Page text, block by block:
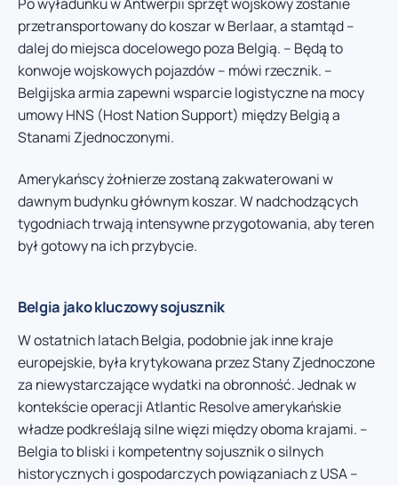
przetransportowany do koszar w Berlaar, a stamtąd –
dalej do miejsca docelowego poza Belgią. – Będą to
konwoje wojskowych pojazdów – mówi rzecznik. –
Belgijska armia zapewni wsparcie logistyczne na mocy
umowy HNS (Host Nation Support) między Belgią a
Stanami Zjednoczonymi.
Amerykańscy żołnierze zostaną zakwaterowani w
dawnym budynku głównym koszar. W nadchodzących
tygodniach trwają intensywne przygotowania, aby teren
był gotowy na ich przybycie.
Belgia jako kluczowy sojusznik
W ostatnich latach Belgia, podobnie jak inne kraje
europejskie, była krytykowana przez Stany Zjednoczone
za niewystarczające wydatki na obronność. Jednak w
kontekście operacji Atlantic Resolve amerykańskie
władze podkreślają silne więzi między oboma krajami. –
Belgia to bliski i kompetentny sojusznik o silnych
historycznych i gospodarczych powiązaniach z USA –